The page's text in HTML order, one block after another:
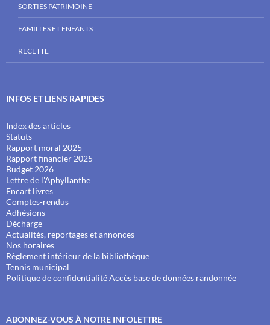
SORTIES PATRIMOINE
FAMILLES ET ENFANTS
RECETTE
INFOS ET LIENS RAPIDES
Index des articles
Statuts
Rapport moral 2025
Rapport financier 2025
Budget 2026
Lettre de l'Aphyllanthe
Encart livres
Comptes-rendus
Adhésions
Décharge
Actualités, reportages et annonces
Nos horaires
Règlement intérieur de la bibliothèque
Tennis municipal
Politique de confidentialitéAccès base de données randonnée
ABONNEZ-VOUS À NOTRE INFOLETTRE